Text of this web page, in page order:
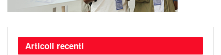
Articoli recenti